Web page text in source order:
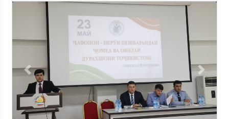
Previous Next